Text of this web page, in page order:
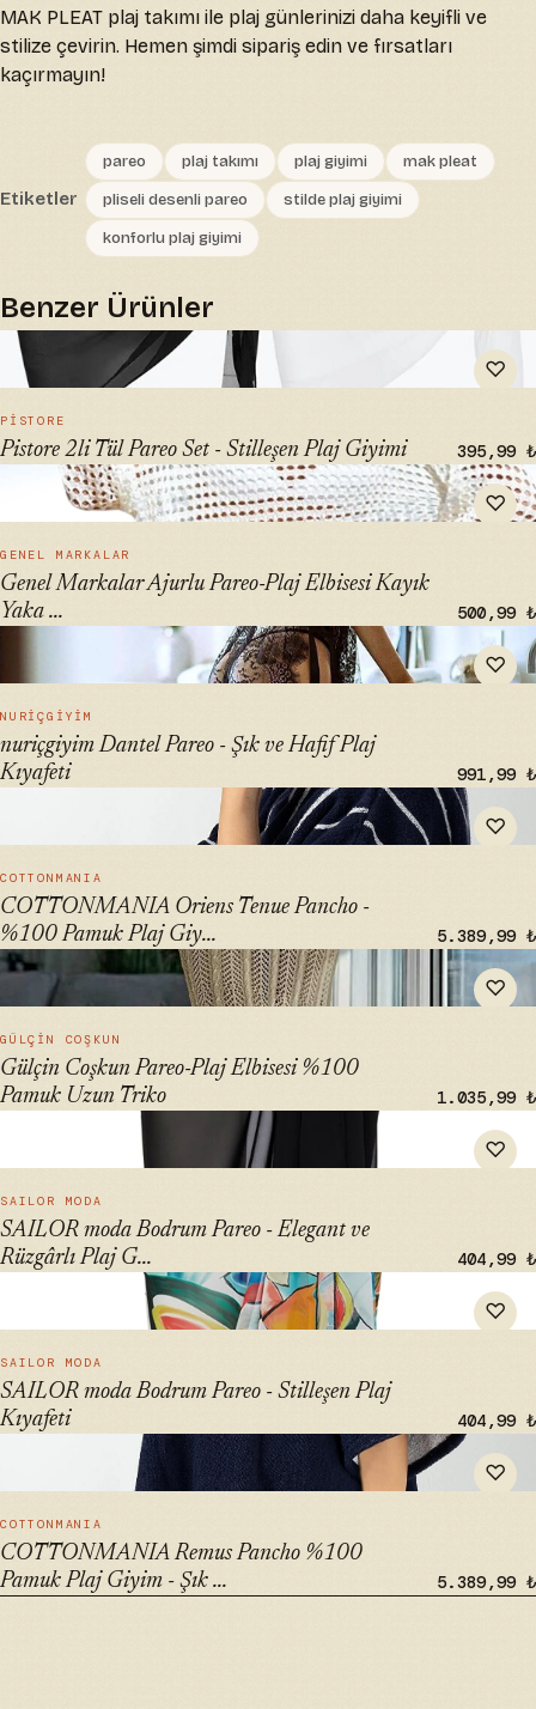
MAK PLEAT plaj takımı ile plaj günlerinizi daha keyifli ve
stilize çevirin. Hemen şimdi sipariş edin ve fırsatları
kaçırmayın!
Etiketler
pareo plaj takımı plaj giyimi
mak pleat
pliseli desenli pareo
stilde plaj giyimi
konforlu plaj giyimi
Benzer Ürünler
♡
" alt="Pistore 2li Tül Pareo Set - Stilleşen Plaj Giyimi"
loading="lazy">
PISTORE
Pistore 2li Tül Pareo Set - Stilleşen Plaj Giyimi 395,99 ₺
♡
" alt="Genel Markalar Ajurlu Pareo-Plaj Elbisesi Kayık Yaka
Omuz Dekolteli Oversize Ajurlu" loading="lazy">
GENEL MARKALAR
Genel Markalar Ajurlu Pareo-Plaj Elbisesi Kayık
Yaka ...
500,99 ₺
♡
" alt="nuriçgiyim Dantel Pareo - Şık ve Hafif Plaj Kıyafeti"
NURIÇGIYIM
nuriçgiyim Dantel Pareo - Şık ve Hafif Plaj
Kıyafeti
991,99 ₺
♡
" alt="COTTONMANIA Oriens Tenue Pancho - %100 Pamuk
Plaj Giyim, Rüzgar ve Güneş Koruma" loading="lazy">
COTTONMANIA
COTTONMANIA Oriens Tenue Pancho -
%100 Pamuk Plaj Giy...
5.389,99 ₺
♡
" alt="Gülçin Coşkun Pareo-Plaj Elbisesi %100 Pamuk Uzun
Triko" loading="lazy">
GÜLÇIN COŞKUN
Gülçin Coşkun Pareo-Plaj Elbisesi %100
Pamuk Uzun Triko
1.035,99 ₺
♡
" alt="SAILOR moda Bodrum Pareo - Elegant ve Rüzgârlı Plaj
Giyimi" loading="lazy">
SAILOR MODA
SAILOR moda Bodrum Pareo - Elegant ve
Rüzgârlı Plaj G...
404,99 ₺
♡
" alt="SAILOR moda Bodrum Pareo - Stilleşen Plaj Kıyafeti"
SAILOR MODA
SAILOR moda Bodrum Pareo - Stilleşen Plaj
Kıyafeti
404,99 ₺
♡
" alt="COTTONMANIA Remus Pancho %100 Pamuk Plaj Giyim
- Şık ve Konforlu Panço" loading="lazy">
COTTONMANIA
COTTONMANIA Remus Pancho %100
Pamuk Plaj Giyim - Şık ...
5.389,99 ₺